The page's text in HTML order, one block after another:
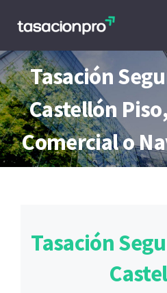
contenido
Tipo de
Blog
Tasación
Castellón
Comercial o
Tasación